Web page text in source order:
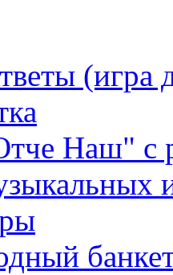
(игра
Наш" с